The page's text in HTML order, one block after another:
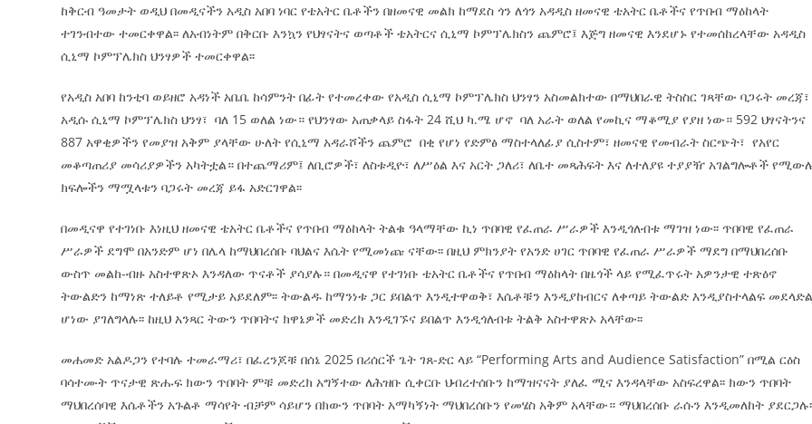
ከቅርብ ዓመታት ወዲህ በመዲናችን አዲስ አበባ ነባር የቴአትር ቤቶችን በዘመናዊ መልክ ከማደስ ጎን ለጎን አዳዲስ ዘመናዊ ቴአትር ቤቶችና የጥበብ ማዕከላት
ተገንብተው ተመርቀዋል፡፡ ለአብነትም በቅርቡ እንኳን የህፃናትና ወጣቶች ቴአትርና ሲኒማ ኮምፕሌክስን ጨምሮ፤ እጅግ ዘመናዊ እንደሆኑ የተመሰከረላቸው አዳዲስ
ሲኒማ ኮምፕሌክስ ህንፃዎች ተመርቀዋል፡፡
የአዲስ አበባ ከንቲባ ወይዘሮ አዳነች አቤቤ ከሳምንት በፊት የተመረቀው የአዲስ ሲኒማ ኮምፕሌክስ ህንፃን አስመልክተው በማህበራዊ ትስስር ገጻቸው ባጋሩት መረጃ፣
አዲሱ ሲኒማ ኮምፕሌክስ ህንፃ፣ ባለ 15 ወለል ነው። የህንፃው አጠቃላይ ስፋት 24 ሺህ ካ.ሜ ሆኖ ባለ አራት ወለል የመኪና ማቆሚያ የያዘ ነው። 592 ህፃናትንና
887 አዋቂዎችን የመያዝ አቅም ያላቸው ሁለት የሲኒማ አዳራሾችን ጨምሮ በቂ የሆነ የድምፅ ማስተላለፊያ ሲስተም፣ ዘመናዊ የመብራት ስርጭት፣ የአየር
መቆጣጠሪያ መሳሪያዎችን አካትቷል። በተጨማሪም፤ ለቢሮዎች፣ ለስቱዲዮ፣ ለሥዕል እና አርት ጋለሪ፣ ለቤተ መጻሕፍት እና ለተለያዩ ተያያዥ አገልግሎቶች
ክፍሎችን ማሟላቱን ባጋሩት መረጃ ይፋ አድርገዋል፡፡
በመዲናዋ የተገነቡ እነዚህ ዘመናዊ ቴአትር ቤቶችና የጥበብ ማዕከላት ትልቁ ዓላማቸው ኪነ ጥበባዊ የፈጠራ ሥራዎች እንዲጎለብቱ ማገዝ ነው፡፡ ጥበባዊ የፈጠራ
ሥራዎች ደግሞ በአንድም ሆነ በሌላ ከማህበረሰቡ ባህልና እሴት የሚመነጩ ናቸው፡፡ በዚህ ምክንያት የአንድ ሀገር ጥበባዊ የፈጠራ ሥራዎች ማደግ በማህበረሰቡ
ውስጥ መልከ-ብዙ አስተዋጽኦ እንዳለው ጥናቶች ያሳያሉ። በመዲናዋ የተገነቡ ቴአትር ቤቶችና የጥበብ ማዕከላት በዜጎች ላይ የሚፈጥሩት አዎንታዊ ተጽዕኖ
ትውልድን ከማነጽ ተለይቶ የሚታይ አይደለም፡፡ ትውልዱ ከማንነቱ ጋር ይበልጥ እንዲተዋወቅ፣ እሴቶቹን እንዲያከብርና ለቀጣይ ትውልድ እንዲያስተላልፍ መደላድል
ሆነው ያገለግላሉ፡፡ ከዚህ አንጻር ትውን ጥበባትና ክዋኔዎች መድረክ እንዲገኙና ይበልጥ እንዲጎለብቱ ትልቅ አስተዋጽኦ አላቸው፡፡
መሐመድ አልዶጋን የተባሉ ተመራማሪ፣ በፈረንጆቹ በሰኔ 2025 በሪሰርች ጌት ገጸ-ድር ላይ “Performing Arts and Audience Satisfaction” በሚል ርዕስ
ባሳተሙት ጥናታዊ ጽሑፍ ክውን ጥበባት ምቹ መድረክ አግኝተው ለሕዝቡ ሲቀርቡ ህብረተሰቡን ከማዝናናት ያለፈ ሚና እንዳላቸው አስፍረዋል፡፡ ክውን ጥበባት
ማህበረሰባዊ እሴቶችን አጉልቶ ማሳየት ብቻም ሳይሆን በክውን ጥበባት አማካኝነት ማህበረሰቡን የመሄስ አቅም አላቸው። ማህበረሰቡ ራሱን እንዲመለከት